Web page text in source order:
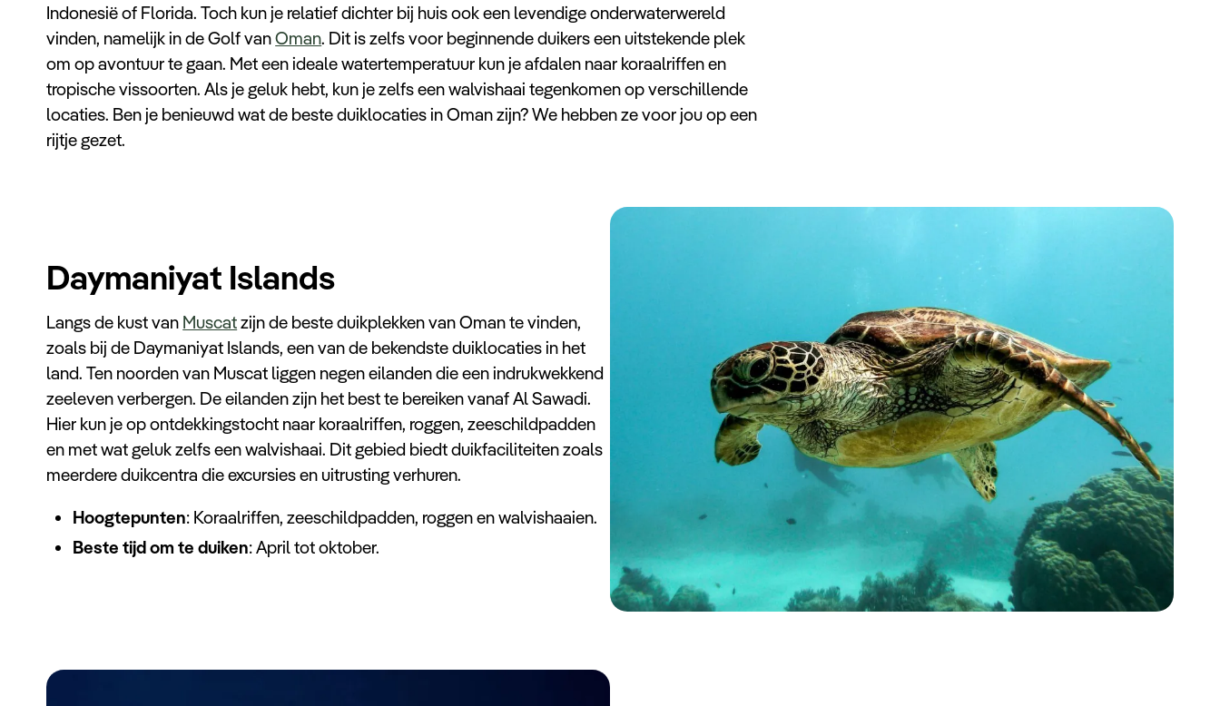
Indonesië of Florida. Toch kun je relatief dichter bij huis ook een levendige onderwaterwereld
vinden, namelijk in de Golf vanOman. Dit is zelfs voor beginnende duikers een uitstekende plek
om op avontuur te gaan. Met een ideale watertemperatuur kun je afdalen naar koraalriffen en
tropische vissoorten. Als je geluk hebt, kun je zelfs een walvishaai tegenkomen op verschillende
locaties. Ben je benieuwd wat de beste duiklocaties in Oman zijn? We hebben ze voor jou op een
rijtje gezet.
Daymaniyat Islands
Langs de kust van Muscatzijn de beste duikplekken van Oman te vinden,
zoals bij de Daymaniyat Islands, een van de bekendste duiklocaties in het
land. Ten noorden van Muscat liggen negen eilanden die een indrukwekkend
zeeleven verbergen. De eilanden zijn het best te bereiken vanaf Al Sawadi.
Hier kun je op ontdekkingstocht naar koraalriffen, roggen, zeeschildpadden
en met wat geluk zelfs een walvishaai. Dit gebied biedt duikfaciliteiten zoals
meerdere duikcentra die excursies en uitrusting verhuren.
Hoogtepunten: Koraalriffen, zeeschildpadden, roggen en walvishaaien.
Beste tijd om te duiken: April tot oktober.